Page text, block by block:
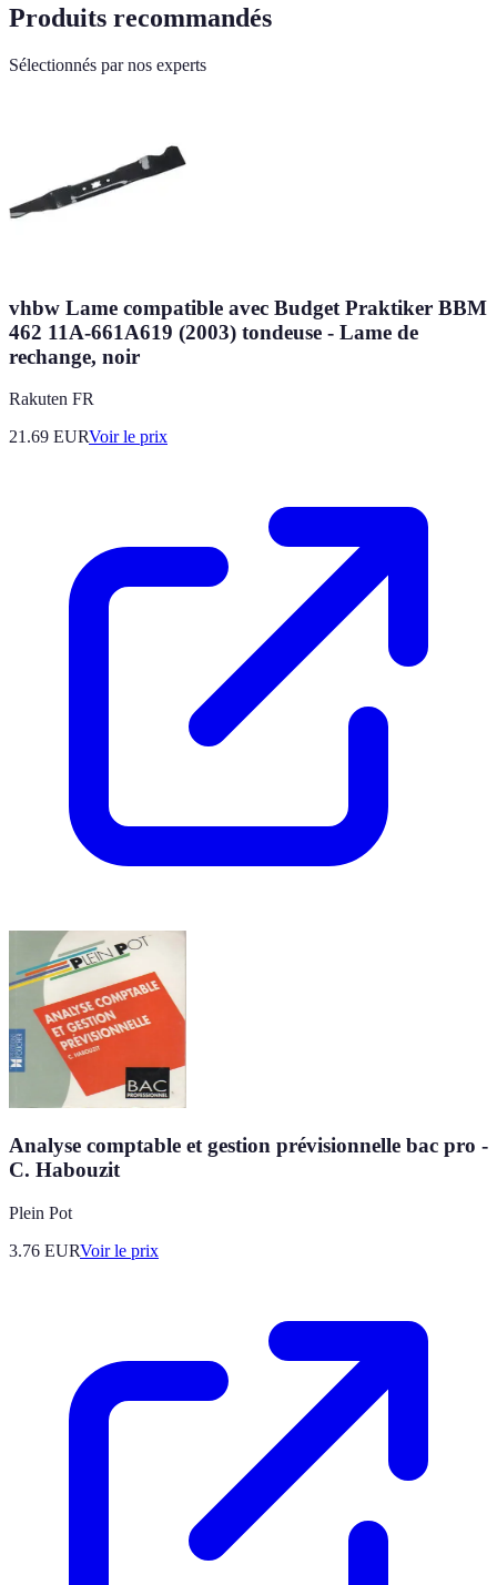
Produits recommandés
Sélectionnés par nos experts
vhbw Lame compatible avec Budget Praktiker BBM
462 11A-661A619 (2003) tondeuse - Lame de
rechange, noir
Rakuten FR
21.69 EURVoir le prix
Analyse comptable et gestion prévisionnelle bac pro -
C. Habouzit
Plein Pot
3.76 EURVoir le prix